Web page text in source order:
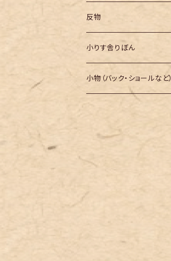
反物
小りす舎りぼん
小物（バック・ショールなど）